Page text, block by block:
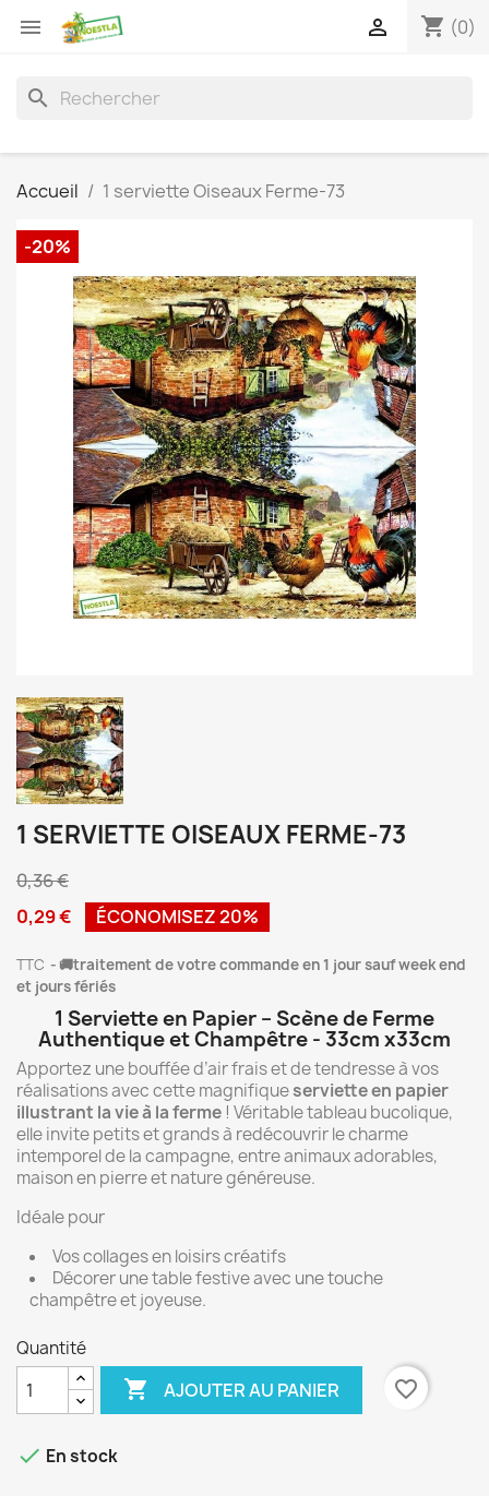
 shopping_cart (0)

search
Accueil 1 serviette Oiseaux Ferme-73
-20%
1 SERVIETTE OISEAUX FERME-73
0,36 €
0,29 €
ÉCONOMISEZ 20%
TTC
🚚traitement de votre commande en 1 jour sauf week end
et jours fériés
1 Serviette en Papier – Scène de Ferme
Authentique et Champêtre - 33cm x33cm
Apportez une bouffée d’air frais et de tendresse à vos
réalisations avec cette magnifiqueserviette en papier
illustrant la vie à la ferme ! Véritable tableau bucolique,
elle invite petits et grands à redécouvrir le charme
intemporel de la campagne, entre animaux adorables,
maison en pierre et nature généreuse.
Idéale pour
Vos collages en loisirs créatifs
Décorer une table festive avec une touche
champêtre et joyeuse.
Quantité
 AJOUTER AU PANIER favorite_border
 En stock